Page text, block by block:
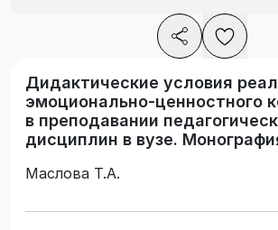
Дидактические условия
эмоционально-ценностного
в преподавании
дисциплин в вузе.
Маслова Т.А.